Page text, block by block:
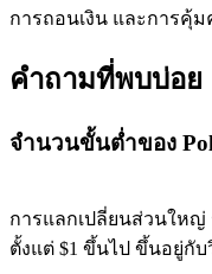
การถอนเงิน และการคุ้
คำถามที่พบบ่อย
จำนวนขั้นต่ำของ
การแลกเปลี่ยนส่วนใหญ่
ตั้งแต่ $1 ขึ้นไป ขึ้นอยู่กับ